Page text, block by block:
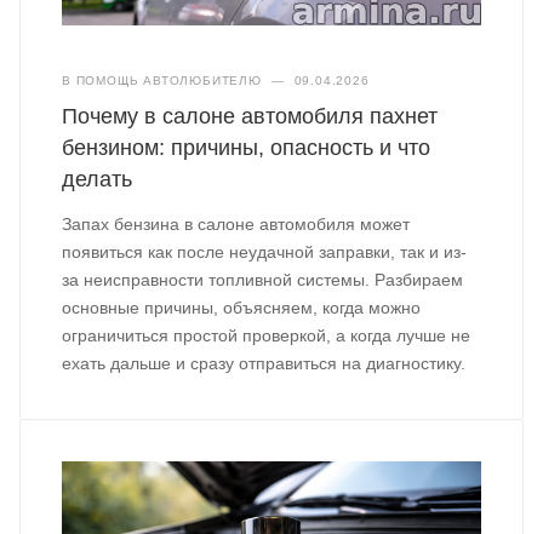
В ПОМОЩЬ АВТОЛЮБИТЕЛЮ — 09.04.2026
Почему в салоне автомобиля пахнет
бензином: причины, опасность и что
делать
Запах бензина в салоне автомобиля может
появиться как после неудачной заправки, так и из-
за неисправности топливной системы. Разбираем
основные причины, объясняем, когда можно
ограничиться простой проверкой, а когда лучше не
ехать дальше и сразу отправиться на диагностику.